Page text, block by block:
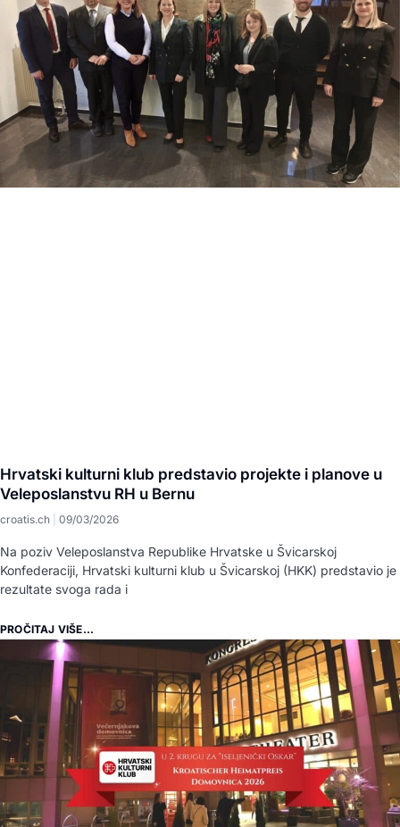
Hrvatski kulturni klub predstavio projekte i planove u
Veleposlanstvu RH u Bernu
croatis.ch 09/03/2026
Na poziv Veleposlanstva Republike Hrvatske u Švicarskoj
Konfederaciji, Hrvatski kulturni klub u Švicarskoj (HKK) predstavio je
rezultate svoga rada i
PROČITAJ VIŠE...